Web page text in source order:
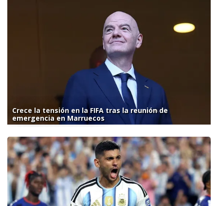
Crece la tensión en la FIFA tras la reunión de
emergencia en Marruecos